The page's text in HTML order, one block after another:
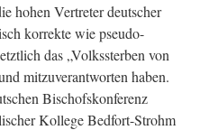
hohen Vertreter deutscher
korrekte wie pseudo-
das „Volkssterben von
mitzuverantworten haben.
Bischofskonferenz
Kollege Bedfort-Strohm